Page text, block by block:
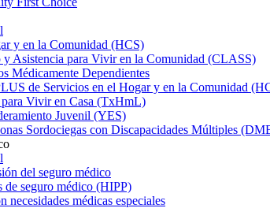
y en la Comunidad (HCS)
y Asistencia para Vivir en la Comunidad (CLASS)
Médicamente Dependientes
de Servicios en el Hogar y en la Comunidad
para Vivir en Casa (TxHmL)
Juvenil (YES)
Sordociegas con Discapacidades Múltiples
del seguro médico
de seguro médico (HIPP)
necesidades médicas especiales